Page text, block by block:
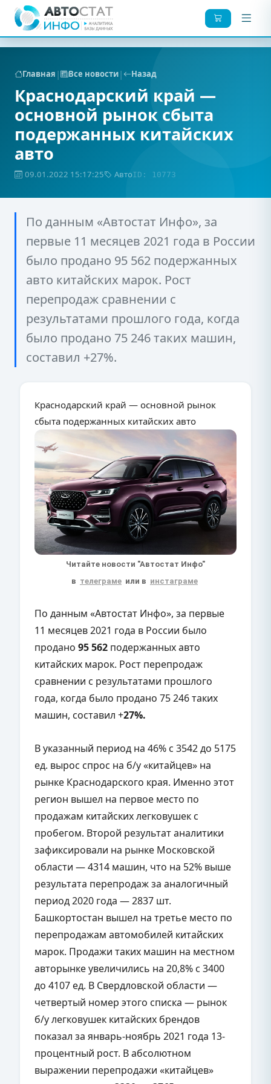
Главная | Все новости| Назад
Краснодарский край —
основной рынок сбыта
подержанных китайских
авто
09.01.2022 15:17:25 АвтоID: 10773
По данным «Автостат Инфо», за
первые 11 месяцев 2021 года в России
было продано 95 562 подержанных
авто китайских марок. Рост
перепродаж сравнении с
результатами прошлого года, когда
было продано 75 246 таких машин,
составил +27%.
Краснодарский край — основной рынок
сбыта подержанных китайских авто
Читайте новости "Автостат Инфо"
в телеграме или в инстаграме
По данным «Автостат Инфо», за первые
11 месяцев 2021 года в России было
продано 95 562 подержанных авто
китайских марок. Рост перепродаж
сравнении с результатами прошлого
года, когда было продано 75 246 таких
машин, составил +27%.
В указанный период на 46% с 3542 до 5175
ед. вырос спрос на б/у «китайцев» на
рынке Краснодарского края. Именно этот
регион вышел на первое место по
продажам китайских легковушек с
пробегом. Второй результат аналитики
зафиксировали на рынке Московской
области — 4314 машин, что на 52% выше
результата перепродаж за аналогичный
период 2020 года — 2837 шт.
Башкортостан вышел на третье место по
перепродажам автомобилей китайских
марок. Продажи таких машин на местном
авторынке увеличились на 20,8% с 3400
до 4107 ед. В Свердловской области —
четвертый номер этого списка — рынок
б/у легковушек китайских брендов
показал за январь-ноябрь 2021 года 13-
процентный рост. В абсолютном
выражении перепродажи «китайцев»